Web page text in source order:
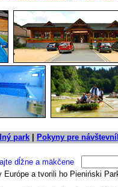
park Pokyny pre
dĺžne a mäkčene
a tvorili ho Pieniński